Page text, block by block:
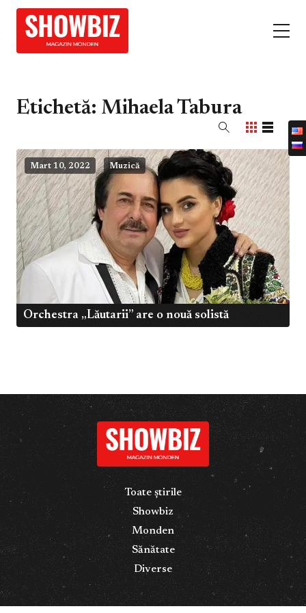
Etichetă: Mihaela Tabura
Mart 10, 2022 Muzică
Orchestra „Lăutarii” are o nouă solistă
Toate știrile
Showbiz
Monden
Sănătate
Diverse